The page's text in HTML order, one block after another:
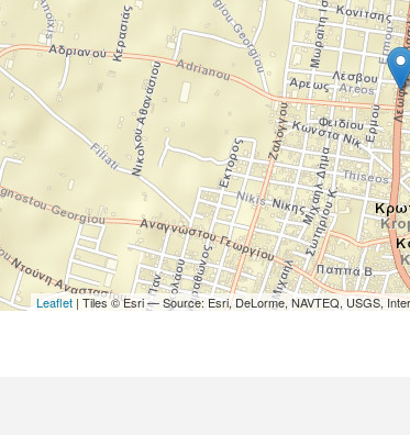
Leaflet | Tiles © Esri — Source: Esri, DeLorme, NAVTEQ, USGS,